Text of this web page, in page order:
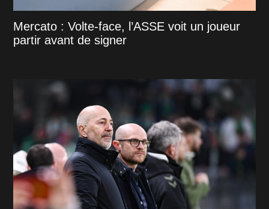
Mercato : Volte-face, l’ASSE voit un joueur
partir avant de signer